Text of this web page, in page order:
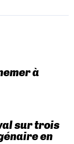
à
sur trois
en